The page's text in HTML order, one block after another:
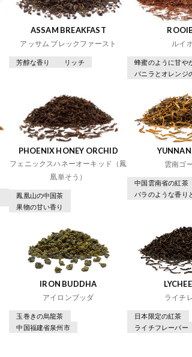
ASSAM BREAKFAST
アッサム ブレックファースト
芳醇な香り リッチ
ルイ
蜂蜜のように甘や
バニラとオレンジ
PHOENIX HONEY ORCHID
フェニックスハネーオーキッド（鳳
凰単そう）
鳳凰山の中国茶
果物の甘い香り
雲南ゴ
中国雲南省の紅茶
バラのような香り
IRON BUDDHA
アイロンブッダ
玉巻きの烏龍茶
中国福建省泉州市
ライチ
日本限定の紅茶
ライチフレーバー